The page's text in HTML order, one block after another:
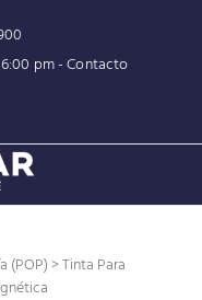
6:00 pm -Contacto
(POP)> Tinta Para